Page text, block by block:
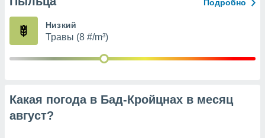
из
Подробно
Низкий
Травы (8 #/m³)
Какая погода в Бад-Кройцнах в месяц
август?